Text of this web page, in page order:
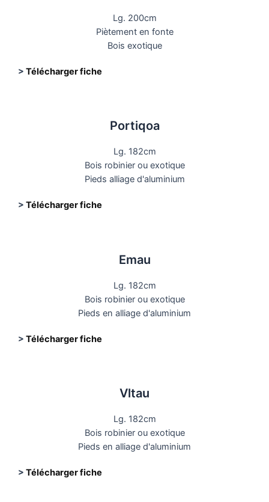
Lg. 200cm
Piètement en fonte
Bois exotique
> Télécharger fiche
Portiqoa
Lg. 182cm
Bois robinier ou exotique
Pieds alliage d'aluminium
> Télécharger fiche
Emau
Lg. 182cm
Bois robinier ou exotique
Pieds en alliage d'aluminium
> Télécharger fiche
Vltau
Lg. 182cm
Bois robinier ou exotique
Pieds en alliage d'aluminium
> Télécharger fiche